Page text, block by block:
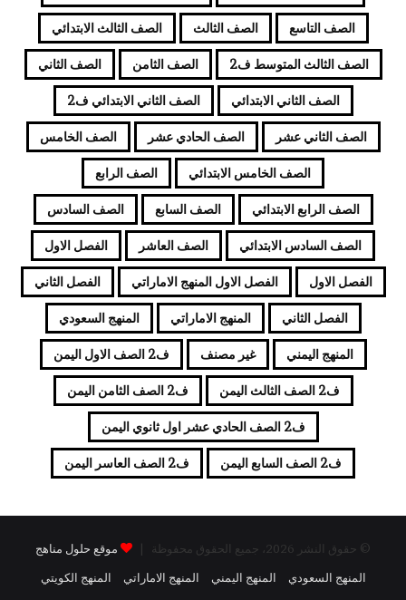
الصف التاسع الصف الثالث الصف الثالث الابتدائي
الصف الثالث المتوسط ف2 الصف الثامن الصف الثاني
الصف الثاني الابتدائي الصف الثاني الابتدائي ف2
الصف الثاني عشر الصف الحادي عشر الصف الخامس
الصف الخامس الابتدائي الصف الرابع
الصف الرابع الابتدائي الصف السابع الصف السادس
الصف السادس الابتدائي الصف العاشر الفصل الاول
الفصل الاول الفصل الاول المنهج الاماراتي الفصل الثاني
الفصل الثاني المنهج الاماراتي المنهج السعودي
المنهج اليمني غير مصنف ف2 الصف الاول اليمن
ف2 الصف الثالث اليمن ف2 الصف الثامن اليمن
ف2 الصف الحادي عشر اول ثانوي اليمن
ف2 الصف السابع اليمن ف2 الصف العاسر اليمن
© حقوق النشر 2026، جميع الحقوق محفوظة |
موقع حلول مناهج
المنهج السعودي
المنهج اليمني المنهج الاماراتي
المنهج الكويتي